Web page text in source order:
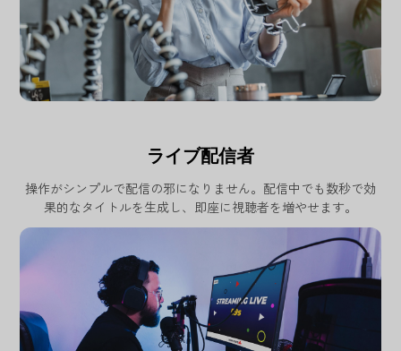
ライブ配信者
操作がシンプルで配信の邪になりません。配信中でも数秒で効
果的なタイトルを生成し、即座に視聴者を増やせます。